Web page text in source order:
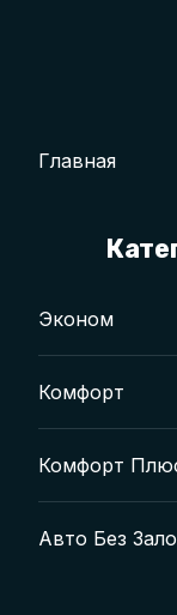
Главная
Эконом
Комфорт
Комфорт
Авто Без